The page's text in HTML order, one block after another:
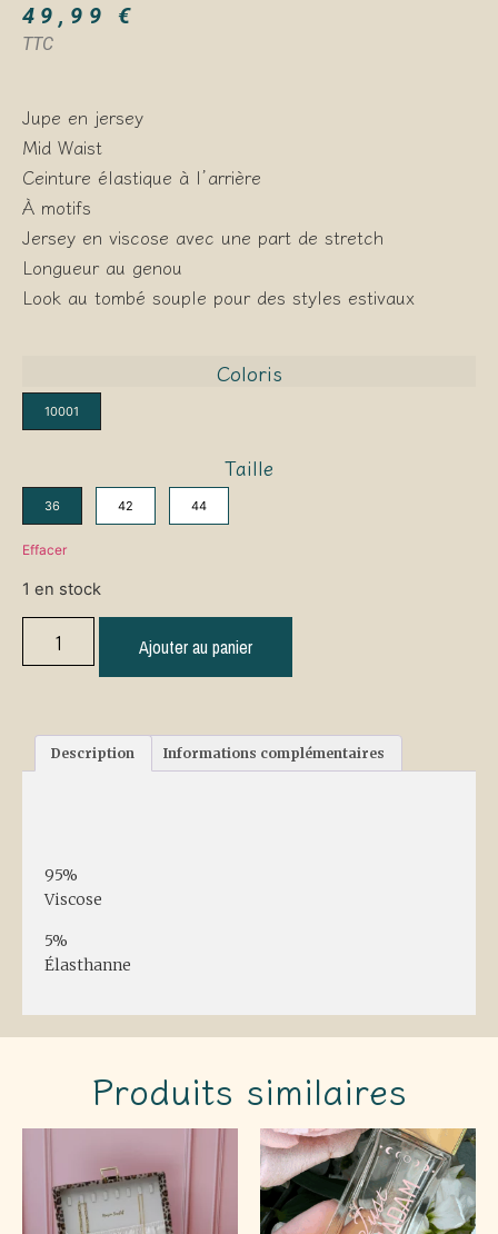
49,99€
TTC
Jupe en jersey
Mid Waist
Ceinture élastique à l’arrière
À motifs
Jersey en viscose avec une part de stretch
Longueur au genou
Look au tombé souple pour des styles estivaux
Coloris
10001
Taille
36 42 44
Effacer
1 en stock
Ajouter au panier
Description Informations complémentaires
95%
Viscose
5%
Élasthanne
Produits similaires